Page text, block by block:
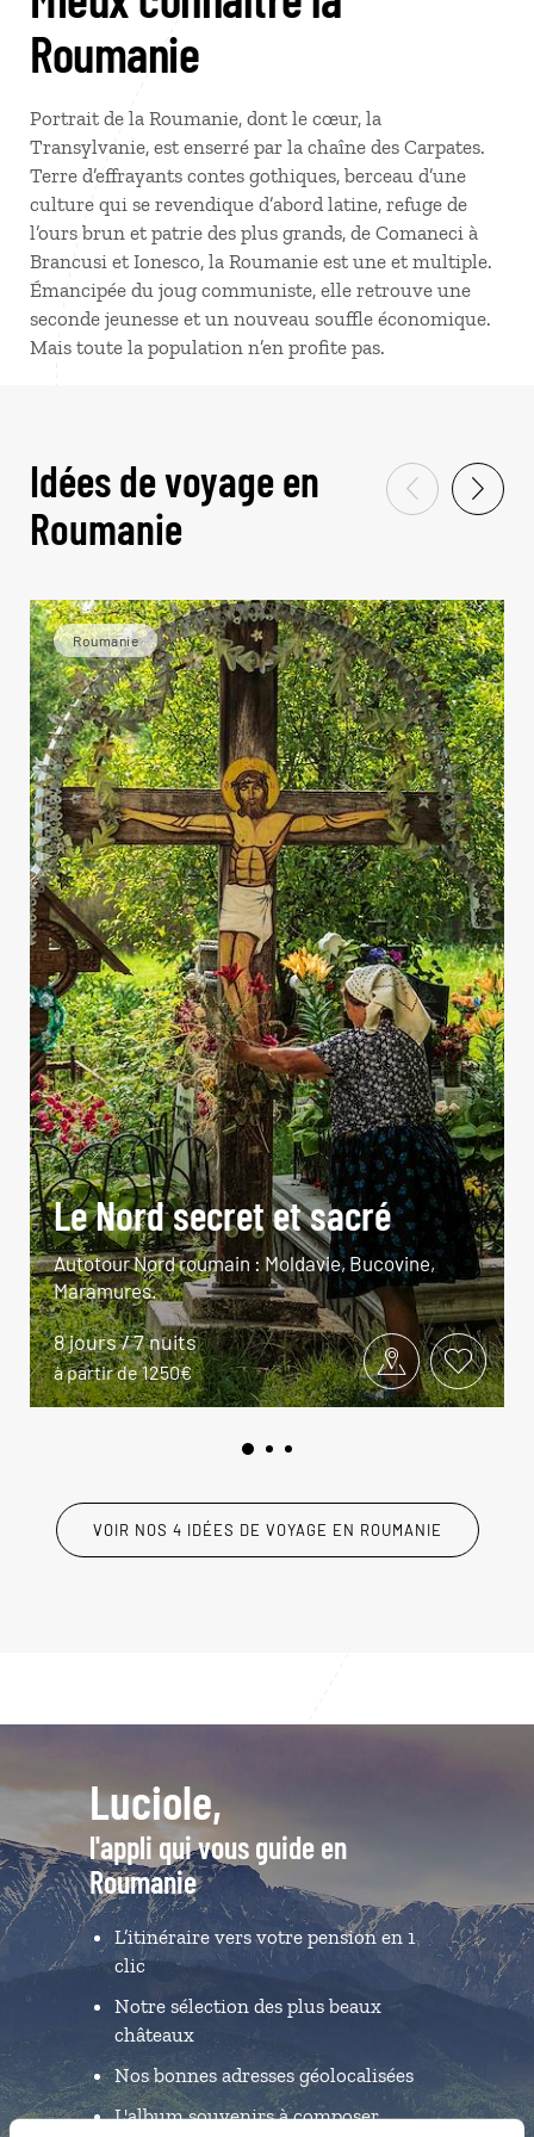
Roumanie
Portrait de la Roumanie, dont le cœur, la
Transylvanie, est enserré par la chaîne des Carpates.
Terre d’effrayants contes gothiques, berceau d’une
culture qui se revendique d’abord latine, refuge de
l’ours brun et patrie des plus grands, de Comaneci à
Brancusi et Ionesco, la Roumanie est une et multiple.
Émancipée du joug communiste, elle retrouve une
seconde jeunesse et un nouveau souffle économique.
Mais toute la population n’en profite pas.
Idées de voyage en
Roumanie
Roumanie
Le Nord secret et sacré
Autotour Nord roumain : Moldavie, Bucovine,
Maramures.
8 jours / 7 nuits
à partir de 1250€
VOIR NOS 4 IDÉES DE VOYAGE EN ROUMANIE
Luciole,
l'appli qui vous guide en
Roumanie
L’itinéraire vers votre pension en 1
clic
Notre sélection des plus beaux
châteaux
Nos bonnes adresses géolocalisées
L'album souvenirs à composer